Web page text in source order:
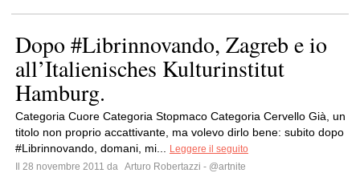
Dopo #Librinnovando, Zagreb e io
all’Italienisches Kulturinstitut
Hamburg.
Categoria Cuore Categoria Stopmaco Categoria Cervello Già, un
titolo non proprio accattivante, ma volevo dirlo bene: subito dopo
#Librinnovando, domani, mi...
Leggere il seguito
Il 28 novembre 2011 da Arturo Robertazzi - @artnite